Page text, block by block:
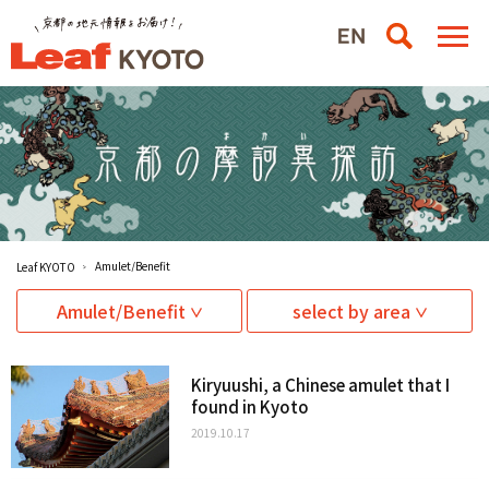
Leaf KYOTO Amulet/Benefit
Amulet/Benefit select by area
Kiryuushi, a Chinese amulet that I
found in Kyoto
2019.10.17